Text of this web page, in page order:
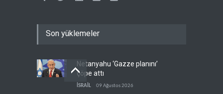
Son yüklemeler
Netanyahu ‘Gazze planını’
çöpe attı
İSRAİL 09 Ağustos 2026